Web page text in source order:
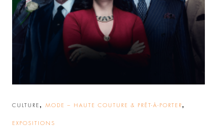
CULTURE , MODE – HAUTE COUTURE & PRÊT-À-PORTER,
EXPOSITIONS